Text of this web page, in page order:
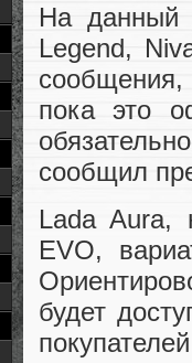
На данный
Legend,
пока это
сообщил
Lada Aura,
EVO,
будет